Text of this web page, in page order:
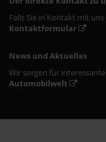
Falls Sie in Kontakt mit
Kontaktformular
News und Aktuelles
Wir sorgen für
Automobilwelt